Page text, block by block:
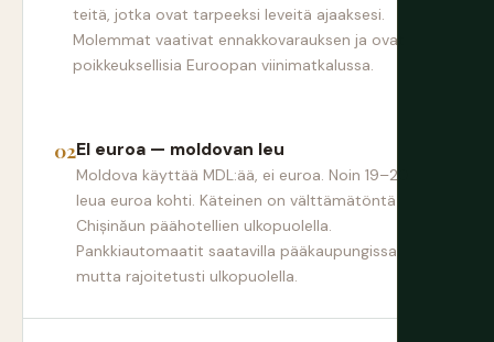
teitä, jotka ovat tarpeeksi leveitä ajaaksesi.
Molemmat vaativat ennakkovarauksen ja ovat
poikkeuksellisia Euroopan viinimatkalussa.
EI euroa — moldovan leu
Moldova käyttää MDL:ää, ei euroa. Noin 19–20
leua euroa kohti. Käteinen on välttämätöntä
Chișinăun päähotellien ulkopuolella.
Pankkiautomaatit saatavilla pääkaupungissa
mutta rajoitetusti ulkopuolella.